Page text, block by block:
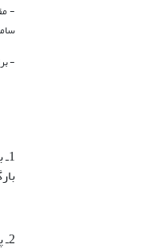
-
-
1ـ بعد از ثبت نام در سامانه، مقاله تایپ شده کمتر از 30 صفحه A4 (حداکثر
2ـ پیشنهاد می‏ شود ساختار مقاله به صورت زیر تنظیم شود: